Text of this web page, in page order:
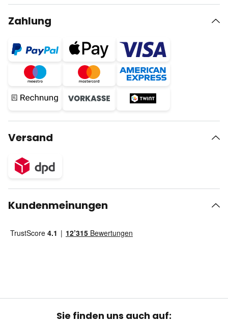
Zahlung
Versand
Kundenmeinungen
Sie finden uns auch auf: